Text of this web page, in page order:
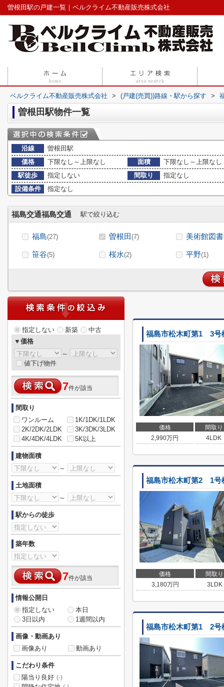
曽根田駅の戸建一覧｜ベルクライム不動産販売株式会社
ベルクライム不動産販売株式会社 > (戸建(売買))路線・駅から探す >
曽根田駅物件一覧
沿線
曽根田駅
価格
下限なし～上限なし 面積
下限なし～上限なし
駅徒歩
指定しない 間取り
指定なし
設備条件
指定なし
福島交通福島交通 駅で絞り込む
福島(27) 曽根田(7) 美術館図
笹谷(5) 桜水(2) 平野(1)
福島市松木町第1 3号
価格
間取り
2,990万円 4LDK
福島市松木町第2 1号
価格
間取り
3,180万円 3LDK
福島市松木町第1 2号
指定しない 新築
中古
▼価格
～
値下げ物件
7件が該当
間取り
ワンルーム
1K/1DK/1LDK
2K/2DK/2LDK
3K/3DK/3LDK
4K/4DK/4LDK
5K以上
建物面積
～
土地面積
～
駅からの徒歩
築年数
7件が該当
情報公開日
指定しない
本日
3日以内
1週間以内
画像・動画あり
画像あり
動画あり
こだわり条件
陽当り良好 (-)